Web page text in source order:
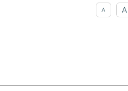
A A